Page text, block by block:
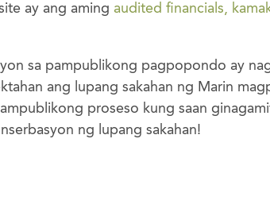
ay ang aming audited financials,
sa pampublikong pagpopondo ay
ang lupang sakahan ng Marin
proseso kung saan
ng lupang sakahan!